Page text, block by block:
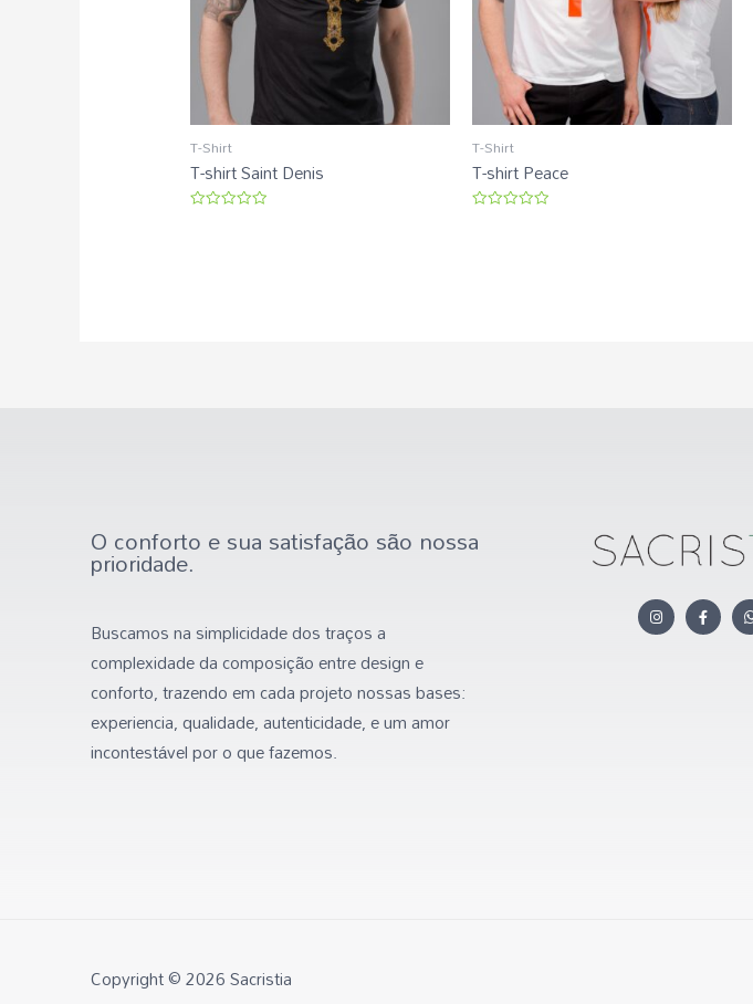
T-Shirt
T-shirt Saint Denis
T-Shirt
T-shirt Peace
O conforto e sua satisfação são nossa
prioridade.
Buscamos na simplicidade dos traços a
complexidade da composição entre design e
conforto, trazendo em cada projeto nossas bases:
experiencia, qualidade, autenticidade, e um amor
incontestável por o que fazemos.
Copyright © 2026 Sacristia